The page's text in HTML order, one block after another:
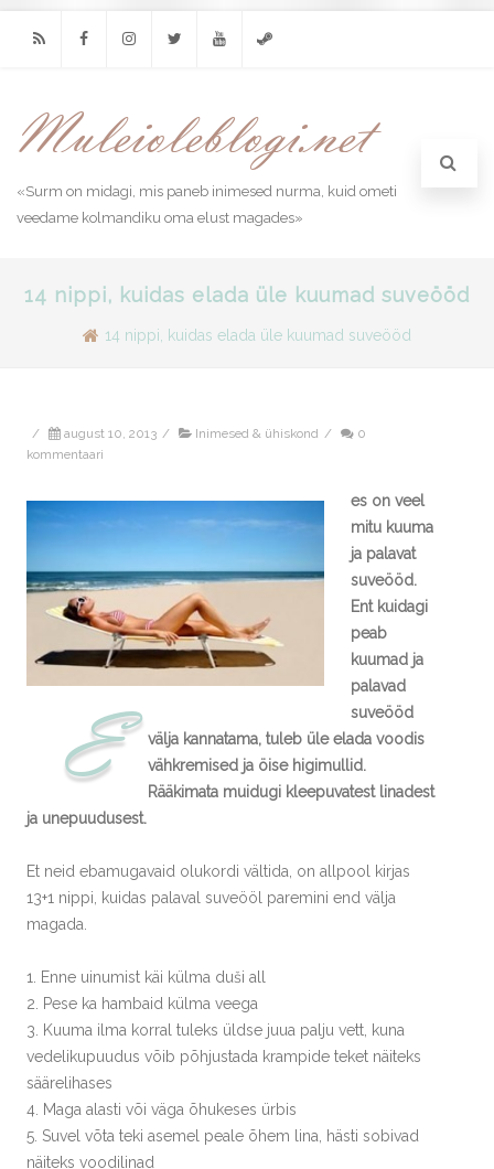
«Surm on midagi, mis paneb inimesed nurma, kuid ometi
veedame kolmandiku oma elust magades»
14 nippi, kuidas elada üle kuumad suveööd
14 nippi, kuidas elada üle kuumad suveööd
/ august 10, 2013 / Inimesed & ühiskond /
0
kommentaari
E
es on veel
mitu kuuma
ja palavat
suveööd.
Ent kuidagi
peab
kuumad ja
palavad
suveööd
välja kannatama, tuleb üle elada voodis
vähkremised ja öise higimullid.
Rääkimata muidugi kleepuvatest linadest
ja unepuudusest.
Et neid ebamugavaid olukordi vältida, on allpool kirjas
13+1 nippi, kuidas palaval suveööl paremini end välja
magada.
1. Enne uinumist käi külma duši all
2. Pese ka hambaid külma veega
3. Kuuma ilma korral tuleks üldse juua palju vett, kuna
vedelikupuudus võib põhjustada krampide teket näiteks
säärelihases
4. Maga alasti või väga õhukeses ürbis
5. Suvel võta teki asemel peale õhem lina, hästi sobivad
näiteks voodilinad